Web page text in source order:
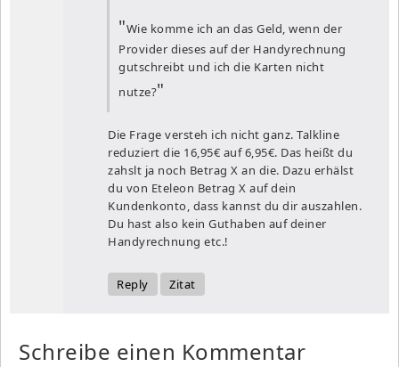
Wie komme ich an das Geld, wenn der
Provider dieses auf der Handyrechnung
gutschreibt und ich die Karten nicht
nutze?
Die Frage versteh ich nicht ganz. Talkline
reduziert die 16,95€ auf 6,95€. Das heißt du
zahslt ja noch Betrag X an die. Dazu erhälst
du von Eteleon Betrag X auf dein
Kundenkonto, dass kannst du dir auszahlen.
Du hast also kein Guthaben auf deiner
Handyrechnung etc.!
Reply Zitat
Schreibe einen Kommentar